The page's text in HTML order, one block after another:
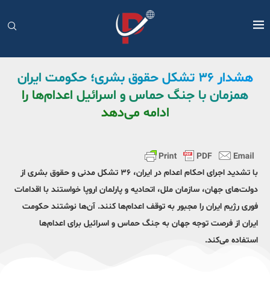
هشدار ۳۶ تشکل حقوق بشری؛ حکومت ایران
همزمان با جنگ حماس و اسرائیل اعدام‌ها را
ادامه می‌دهد
با تشدید اجرای احکام اعدام در ایران، ۳۶ تشکل مدنی و حقوق بشری از
دولت‌های جهان، سازمان ملل، اتحادیه و پارلمان اروپا خواستند با اقدامات
فوری رژیم ایران را مجبور به توقف اعدام‌ها کنند. آن‌ها نوشتند حکومت
ایران از فرصت توجه جهان به جنگ حماس و اسرائیل برای اعدام‌ها
استفاده می‌کند.